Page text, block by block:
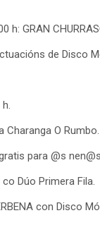
h: GRAN
de Disco
Charanga O Rumbo.
para @s
Dúo Primera Fila.
con Disco